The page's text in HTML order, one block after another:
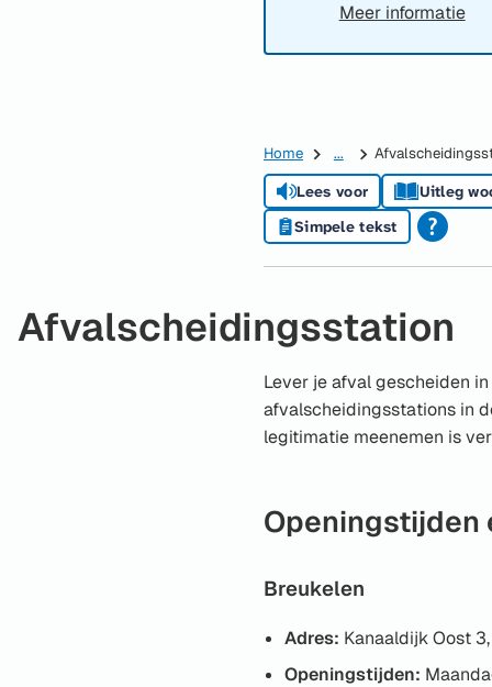
Meer informatie
Home ...
Lees voor
Uitleg
Simpele tekst
Afvalscheidingsstation
Lever je afval gescheiden
afvalscheidingsstations in
legitimatie meenemen is
Openingstijden
Breukelen
Adres: Kanaaldijk Oost
Openingstijden: